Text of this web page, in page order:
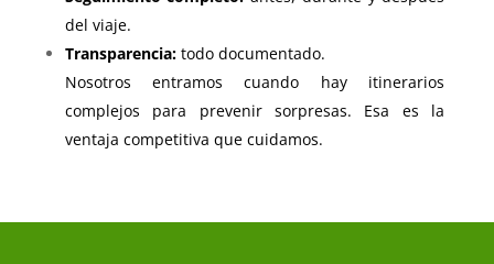
del viaje.
Transparencia:todo documentado.
Nosotros entramos cuando hay itinerarios
complejos para prevenir sorpresas. Esa es la
ventaja competitiva que cuidamos.